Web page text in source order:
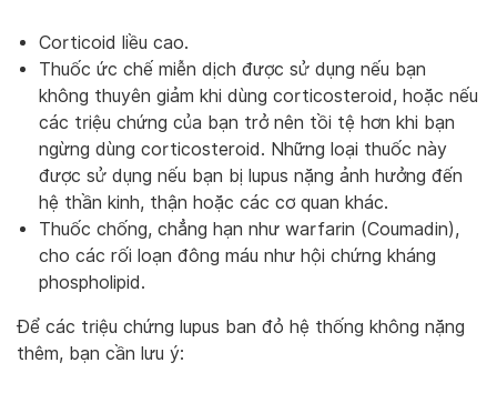
Corticoid liều cao.
Thuốc ức chế miễn dịch được sử dụng nếu bạn
không thuyên giảm khi dùng corticosteroid, hoặc nếu
các triệu chứng của bạn trở nên tồi tệ hơn khi bạn
ngừng dùng corticosteroid. Những loại thuốc này
được sử dụng nếu bạn bị lupus nặng ảnh hưởng đến
hệ thần kinh, thận hoặc các cơ quan khác.
Thuốc chống, chẳng hạn như warfarin (Coumadin),
cho các rối loạn đông máu như hội chứng kháng
phospholipid.
Để các triệu chứng lupus ban đỏ hệ thống không nặng
thêm, bạn cần lưu ý: